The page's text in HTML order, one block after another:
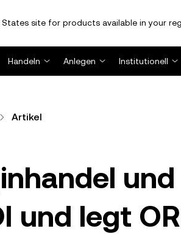
site for products available in your
Handeln Anlegen Institutionell
Artikel
und legt